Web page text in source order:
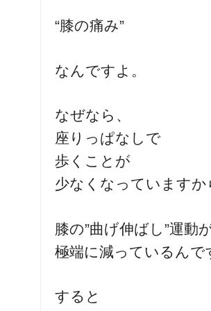
“膝の痛み”
なんですよ。
なぜなら、
座りっぱなしで
歩くことが
少なくなっていますか
膝の”曲げ伸ばし”運動
極端に減っているんで
すると